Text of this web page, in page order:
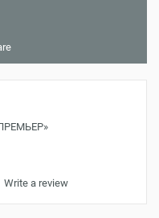
Write a review